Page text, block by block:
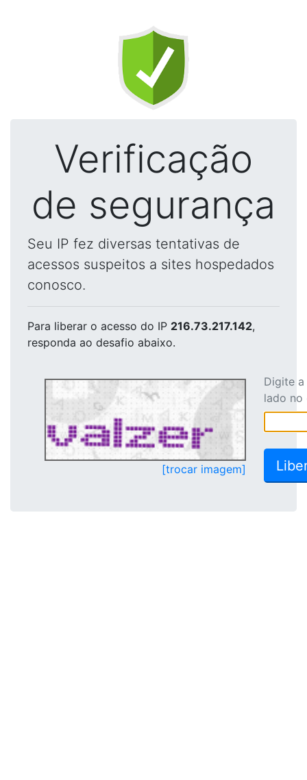
Verificação
de segurança
Seu IP fez diversas tentativas de
acessos suspeitos a sites hospedados
conosco.
Para liberar o acesso do IP 216.73.217.142,
responda ao desafio abaixo.
[trocar imagem]
Digite
lado no